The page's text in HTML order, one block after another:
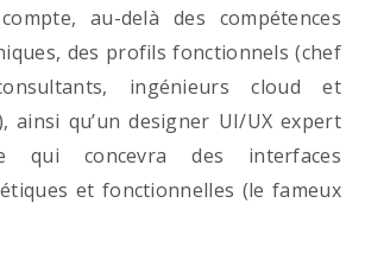
au-delà des compétences
des profils fonctionnels (chef
ingénieurs cloud et
ainsi qu’un designer UI/UX expert
qui concevra des interfaces
et fonctionnelles (le fameux